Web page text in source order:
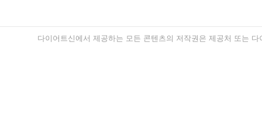
다이어트신에서 제공하는 모든 콘텐츠의 저작권은 제공처 또는